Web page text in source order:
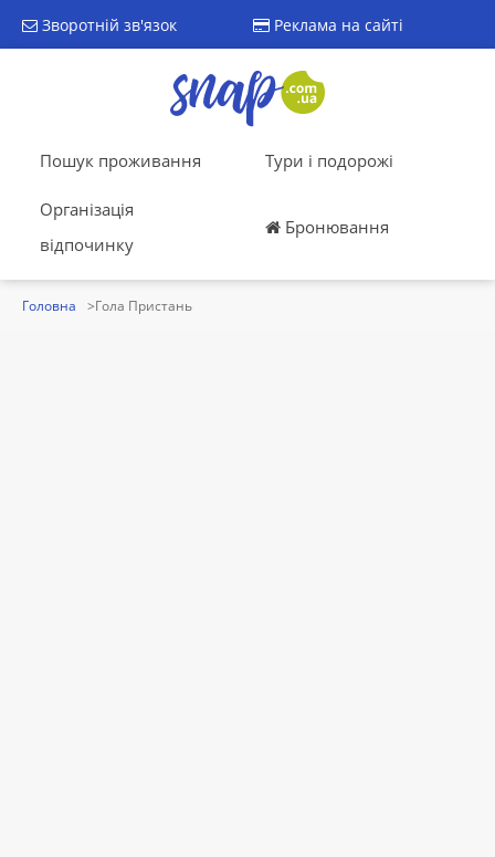
Зворотній зв'язок Реклама на сайті
Пошук проживання Тури і подорожі
Організація
відпочинку
Бронювання
Головна Гола Пристань